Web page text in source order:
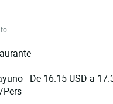
- De 16.15 USD a
Pers